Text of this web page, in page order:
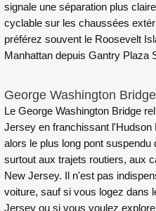
signale une séparation plus
cyclable sur les chaussées
préférez souvent le Roosevelt
Manhattan depuis Gantry Plaza
George Washington Bridge
Le George Washington Bridge
Jersey en franchissant l'Hudson
alors le plus long pont suspendu
surtout aux trajets routiers, aux
New Jersey. Il n'est pas
voiture, sauf si vous logez dans
Jersey ou si vous voulez